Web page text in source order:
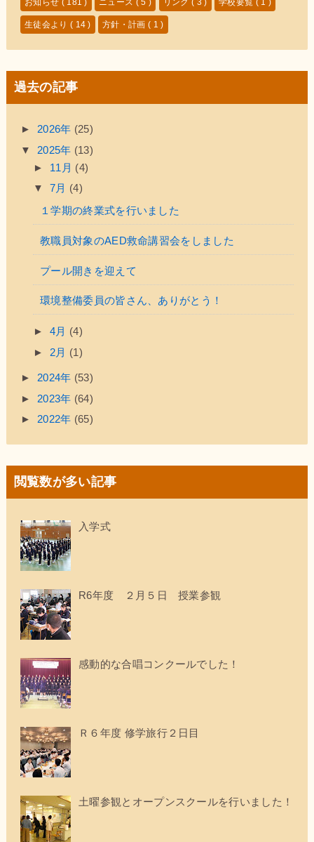
お知らせ ( 181 ) ニュース ( 5 ) リンク ( 3 ) 学校要覧 ( 1 )
生徒会より ( 14 ) 方針・計画( 1 )
過去の記事
► 2026年 (25)
▼ 2025年 (13)
► 11月 (4)
▼ 7月 (4)
１学期の終業式を行いました
教職員対象のAED救命講習会をしました
プール開きを迎えて
環境整備委員の皆さん、ありがとう！
► 4月 (4)
► 2月 (1)
► 2024年 (53)
► 2023年 (64)
► 2022年 (65)
閲覧数が多い記事
入学式
R6年度 ２月５日 授業参観
感動的な合唱コンクールでした！
Ｒ６年度 修学旅行２日目
土曜参観とオープンスクールを行いました！